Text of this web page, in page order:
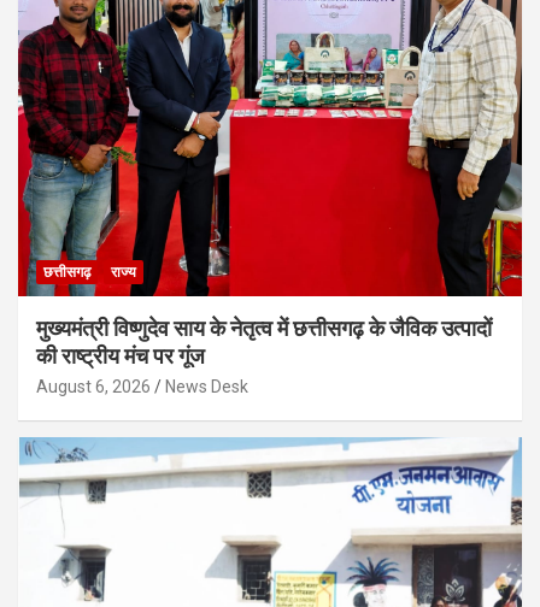
छत्तीसगढ़ राज्य
मुख्यमंत्री विष्णुदेव साय के नेतृत्व में छत्तीसगढ़ के जैविक उत्पादों
की राष्ट्रीय मंच पर गूंज
August 6, 2026 News Desk